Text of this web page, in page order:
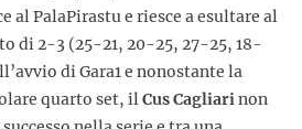
al PalaPirastu e riesce a esultare al
di 2-3 (25-21, 20-25, 27-25, 18-
di Gara1 e nonostante la
quarto set, ilCus Cagliarinon